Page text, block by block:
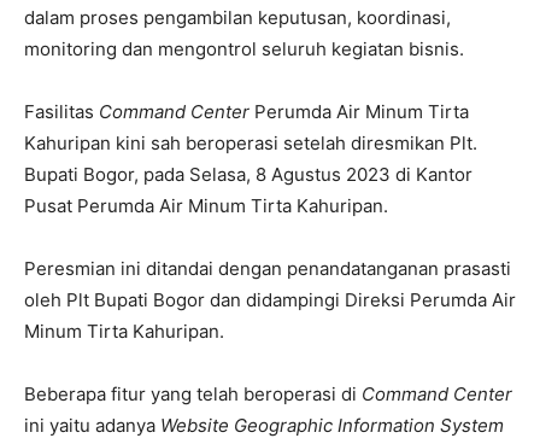
dalam proses pengambilan keputusan, koordinasi,
monitoring dan mengontrol seluruh kegiatan bisnis.
Fasilitas Command Center Perumda Air Minum Tirta
Kahuripan kini sah beroperasi setelah diresmikan Plt.
Bupati Bogor, pada Selasa, 8 Agustus 2023 di Kantor
Pusat Perumda Air Minum Tirta Kahuripan.
Peresmian ini ditandai dengan penandatanganan prasasti
oleh Plt Bupati Bogor dan didampingi Direksi Perumda Air
Minum Tirta Kahuripan.
Beberapa fitur yang telah beroperasi di Command Center
ini yaitu adanya Website Geographic Information System